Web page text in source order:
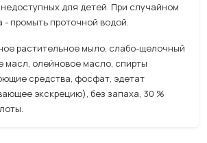
для детей. При случайном
- промыть проточной водой.
растительное мыло, слабо-щелочный
масл, олейновое масло, спирты
средства, фосфат, эдетат
экскрецию), без запаха, 30 %